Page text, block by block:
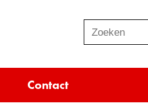
o
e
e
Zoeken
Contact